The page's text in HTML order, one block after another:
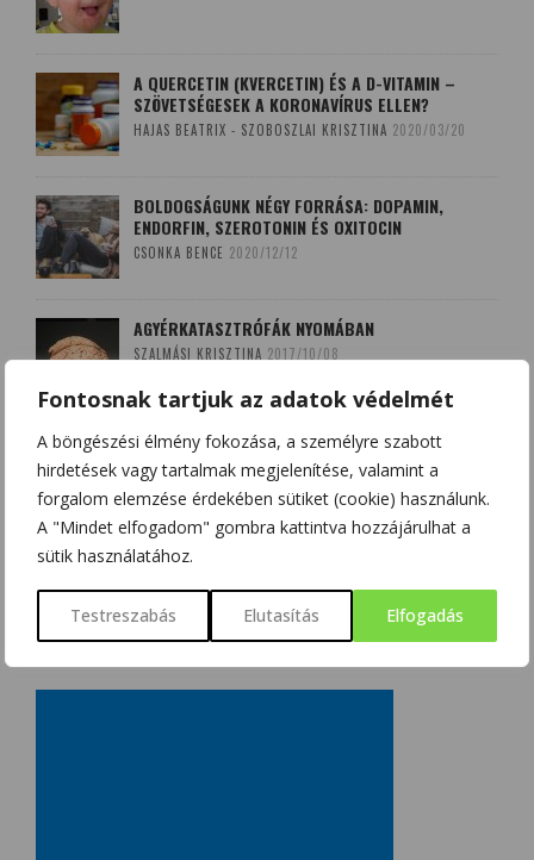
Fontosnak tartjuk az adatok védelmét
A böngészési élmény fokozása, a személyre szabott
hirdetések vagy tartalmak megjelenítése, valamint a
forgalom elemzése érdekében sütiket (cookie) használunk.
A "Mindet elfogadom" gombra kattintva hozzájárulhat a
sütik használatához.
Testreszabás Elutasítás Elfogadás
A QUERCETIN (KVERCETIN) ÉS A D-VITAMIN –
SZÖVETSÉGESEK A KORONAVÍRUS ELLEN?
HAJAS BEATRIX - SZOBOSZLAI KRISZTINA 2020/03/20
BOLDOGSÁGUNK NÉGY FORRÁSA: DOPAMIN,
ENDORFIN, SZEROTONIN ÉS OXITOCIN
CSONKA BENCE 2020/12/12
AGYÉRKATASZTRÓFÁK NYOMÁBAN
SZALMÁSI KRISZTINA 2017/10/08
A LEKOPOGÁS BABONÁJA
SZOBOSZLAI KRISZTINA 2018/03/15